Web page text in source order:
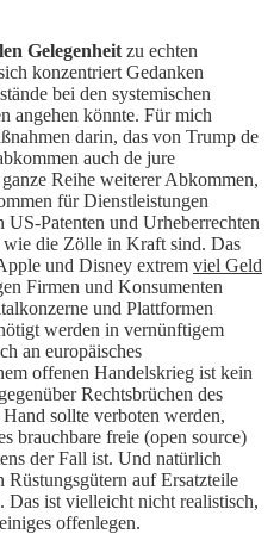
Gelegenheit zu echten
konzentriert Gedanken
bei den systemischen
angehen könnte. Für mich
darin, das von Trump de
auch de jure
Reihe weiterer Abkommen,
für Dienstleistungen
Patenten und Urheberrechten
wie die Zölle in Kraft sind. Das
und Disney extrem viel Geld
Firmen und Konsumenten
und Plattformen
werden in vernünftigem
an europäisches
offenen Handelskrieg ist kein
Rechtsbrüchen des
sollte verboten werden,
brauchbare freie (open source)
der Fall ist. Und natürlich
auf Ersatzteile
Das ist vielleicht nicht realistisch,
offenlegen.